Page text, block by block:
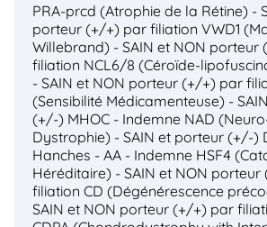
PRA-prcd (Atrophie de la Rétine) -
porteur (+/+) par filiation VWD1
Willebrand) - SAIN et NON porteur
filiation NCL6/8 (Céroïde-
- SAIN et NON porteur (+/+) par
(Sensibilité Médicamenteuse) -
(+/-) MHOC - Indemne NAD
Dystrophie) - SAIN et porteur (+/-)
Hanches - AA - Indemne HSF4
Héréditaire) - SAIN et NON
filiation CD (Dégénérescence
SAIN et NON porteur (+/+) par